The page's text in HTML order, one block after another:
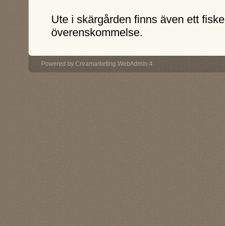
Ute i skärgården finns även ett
överenskommelse.
Powered by Creamarketing WebAdmin 4